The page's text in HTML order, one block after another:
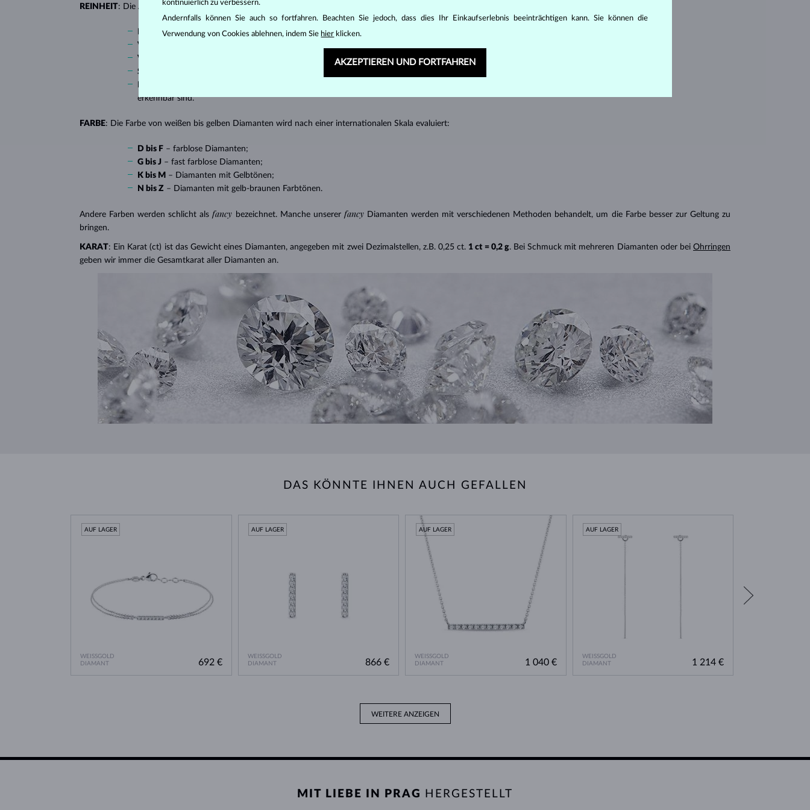
REINHEIT: Die Anzahl, Größe und Verteilung sogenannter “Einschlüsse” oder innerer Unreinheiten eines Diamanten bestimmen seine Reinheit:
(Internally Flawless) – absolut transparente Diamanten ohne Einschlüsse,
VVS 1, VVS 2
VS 1, VS 2
(Very Slightly Included) – Diamanten mit kleinen Einschlüssen,
SI 1, SI 2
erkennbar sind.
FARBE: Die Farbe von weißen bis gelben Diamanten wird nach einer internationalen Skala evaluiert:
D bis F – farblose Diamanten;
G bis J – fast farblose Diamanten;
K bis M – Diamanten mit Gelbtönen;
N bis Z – Diamanten mit gelb-braunen Farbtönen.
Andere Farben werden schlicht als fancy bezeichnet. Manche unserer fancy Diamanten werden mit verschiedenen Methoden behandelt, um die Farbe besser zur Geltung zu
bringen.
KARAT: Ein Karat (ct) ist das Gewicht eines Diamanten, angegeben mit zwei Dezimalstellen, z.B. 0,25 ct. 1 ct = 0,2 g. Bei Schmuck mit mehreren Diamanten oder bei Ohrringen
geben wir immer die Gesamtkarat aller Diamanten an.
DAS KÖNNTE IHNEN AUCH GEFALLEN
WEISSGOLD
DIAMANT
AUF LAGER
692 €
WEISSGOLD
DIAMANT
AUF LAGER
866 €
WEISSGOLD
DIAMANT
AUF LAGER
1 040 €
WEISSGOLD
DIAMANT
AUF LAGER
1 214 €
WEITERE ANZEIGEN
MIT LIEBE IN PRAG HERGESTELLT
kontinuierlich zu verbessern.
Andernfalls können Sie auch so fortfahren. Beachten Sie jedoch, dass dies Ihr Einkaufserlebnis beeinträchtigen kann. Sie können die
Verwendung von Cookies ablehnen, indem Sie hier klicken.
AKZEPTIEREN UND FORTFAHREN